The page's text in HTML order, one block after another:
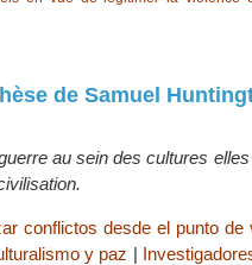
de Samuel
au sein des cultures
conflictos desde el punto de
y paz |